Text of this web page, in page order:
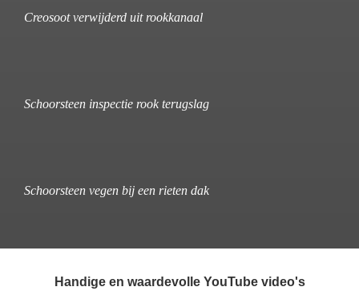
Creosoot verwijderd uit rookkanaal
Schoorsteen inspectie rook terugslag
Schoorsteen vegen bij een rieten dak
Handige en waardevolle YouTube video's